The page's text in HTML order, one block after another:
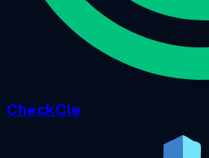
CheckCle